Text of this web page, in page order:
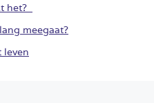
het?
meegaat?
leven